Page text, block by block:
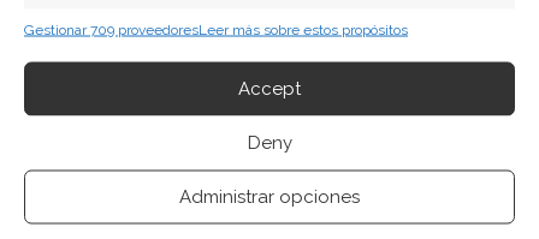
Gestionar 709 proveedoresLeer más sobre estos propósitos
Accept
Deny
Administrar opciones
mientras el mercado castiga su presente
BYD: el desafío de sostener el ritmo que exige su
propio objetivo anual